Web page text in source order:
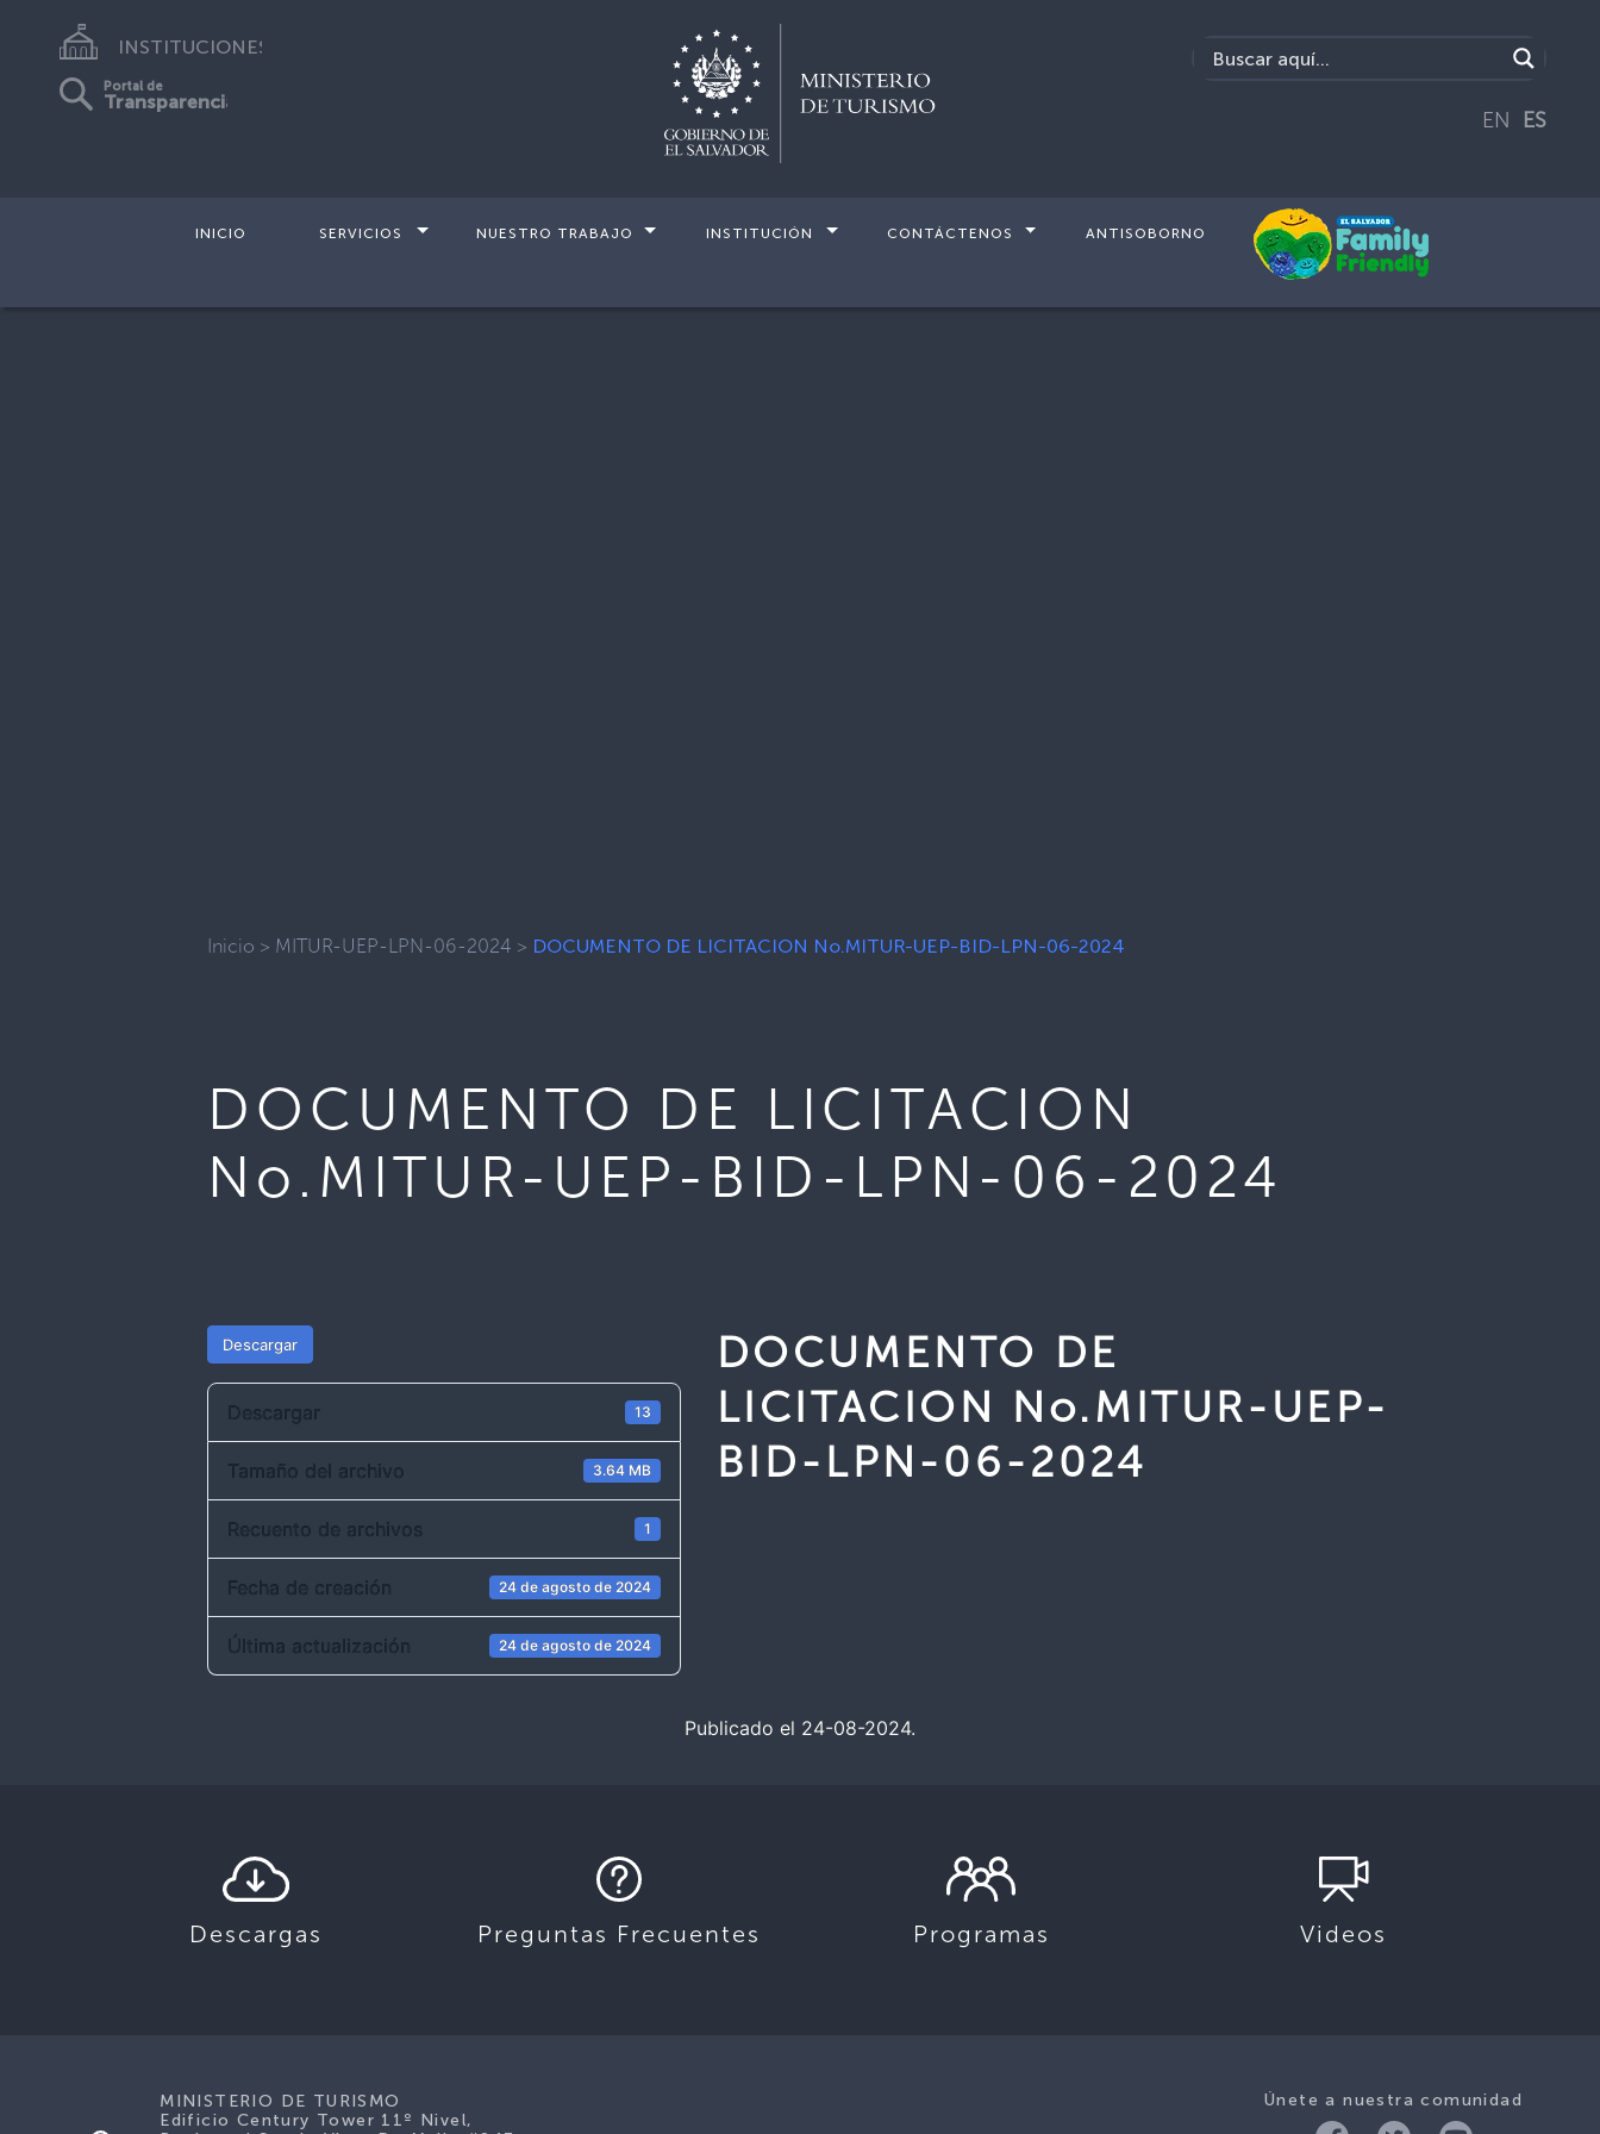
INSTITUCIONES
Portal de
Transparencia
EN ES
INICIO SERVICIOS NUESTRO TRABAJO INSTITUCIÓN CONTÁCTENOS ANTISOBORNO
Inicio > MITUR-UEP-LPN-06-2024 > DOCUMENTO DE LICITACION No.MITUR-UEP-BID-LPN-06-2024
DOCUMENTO DE LICITACION
No.MITUR-UEP-BID-LPN-06-2024
Descargar
Descargar 13
Tamaño del archivo 3.64 MB
Recuento de archivos 1
Fecha de creación 24 de agosto de 2024
Última actualización 24 de agosto de 2024
DOCUMENTO DE
LICITACION No.MITUR-UEP-
BID-LPN-06-2024
Publicado el 24-08-2024.
Descargas Preguntas Frecuentes Programas Videos
Únete a nuestra comunidad
MINISTERIO DE TURISMO
Edificio Century Tower 11º Nivel,